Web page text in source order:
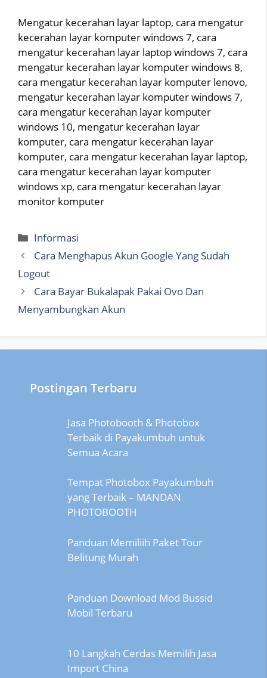
Mengatur kecerahan layar laptop, cara mengatur
kecerahan layar komputer windows 7, cara
mengatur kecerahan layar laptop windows 7, cara
mengatur kecerahan layar komputer windows 8,
cara mengatur kecerahan layar komputer lenovo,
mengatur kecerahan layar komputer windows 7,
cara mengatur kecerahan layar komputer
windows 10, mengatur kecerahan layar
komputer, cara mengatur kecerahan layar
komputer, cara mengatur kecerahan layar laptop,
cara mengatur kecerahan layar komputer
windows xp, cara mengatur kecerahan layar
monitor komputer
Categories
Informasi
Cara Menghapus Akun Google Yang Sudah
Logout
Cara Bayar Bukalapak Pakai Ovo Dan
Menyambungkan Akun
Postingan Terbaru
Jasa Photobooth & Photobox
Terbaik di Payakumbuh untuk
Semua Acara
Tempat Photobox Payakumbuh
yang Terbaik – MANDAN
PHOTOBOOTH
Panduan Memiliih Paket Tour
Belitung Murah
Panduan Download Mod Bussid
Mobil Terbaru
10 Langkah Cerdas Memilih Jasa
Import China